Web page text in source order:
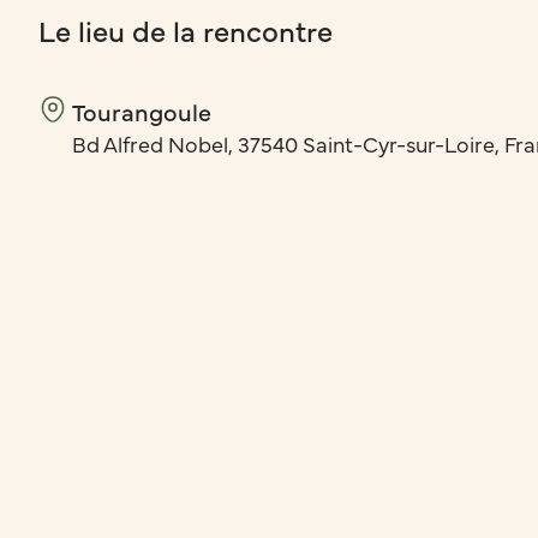
Le lieu de la rencontre
Tourangoule
Bd Alfred Nobel, 37540 Saint-Cyr-sur-Loire,